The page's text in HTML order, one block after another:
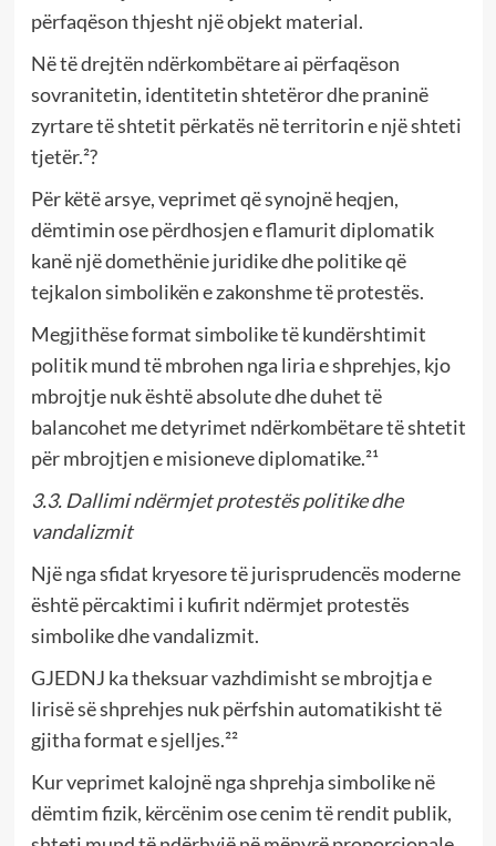
përfaqëson thjesht një objekt material.
Në të drejtën ndërkombëtare ai përfaqëson
sovranitetin, identitetin shtetëror dhe praninë
zyrtare të shtetit përkatës në territorin e një shteti
tjetër.²?
Për këtë arsye, veprimet që synojnë heqjen,
dëmtimin ose përdhosjen e flamurit diplomatik
kanë një domethënie juridike dhe politike që
tejkalon simbolikën e zakonshme të protestës.
Megjithëse format simbolike të kundërshtimit
politik mund të mbrohen nga liria e shprehjes, kjo
mbrojtje nuk është absolute dhe duhet të
balancohet me detyrimet ndërkombëtare të shtetit
për mbrojtjen e misioneve diplomatike.²¹
3.3. Dallimi ndërmjet protestës politike dhe
vandalizmit
Një nga sfidat kryesore të jurisprudencës moderne
është përcaktimi i kufirit ndërmjet protestës
simbolike dhe vandalizmit.
GJEDNJ ka theksuar vazhdimisht se mbrojtja e
lirisë së shprehjes nuk përfshin automatikisht të
gjitha format e sjelljes.²²
Kur veprimet kalojnë nga shprehja simbolike në
dëmtim fizik, kërcënim ose cenim të rendit publik,